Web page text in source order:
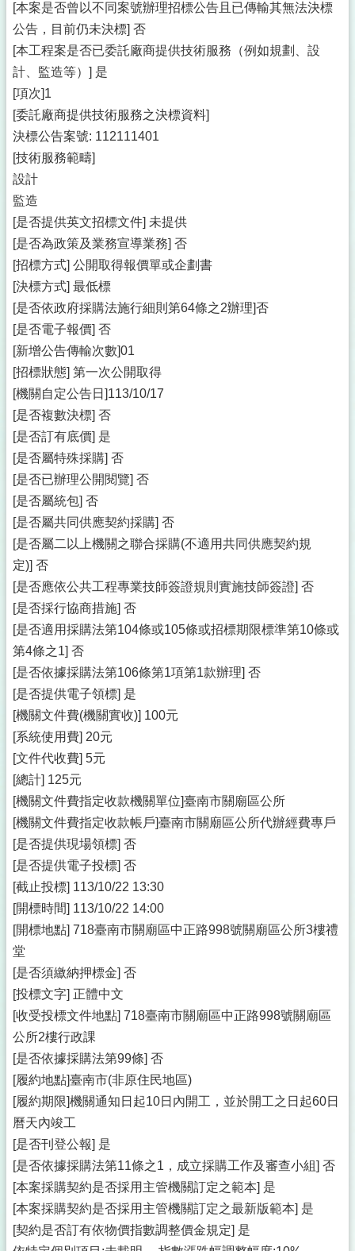
[本案是否曾以不同案號辦理招標公告且已傳輸其無法決標
公告，目前仍未決標] 否
[本工程案是否已委託廠商提供技術服務（例如規劃、設
計、監造等）] 是
[項次]1
[委託廠商提供技術服務之決標資料]
決標公告案號: 112111401
[技術服務範疇]
設計
監造
[是否提供英文招標文件] 未提供
[是否為政策及業務宣導業務] 否
[招標方式] 公開取得報價單或企劃書
[決標方式] 最低標
[是否依政府採購法施行細則第64條之2辦理]否
[是否電子報價] 否
[新增公告傳輸次數]01
[招標狀態] 第一次公開取得
[機關自定公告日]113/10/17
[是否複數決標] 否
[是否訂有底價] 是
[是否屬特殊採購] 否
[是否已辦理公開閱覽] 否
[是否屬統包] 否
[是否屬共同供應契約採購] 否
[是否屬二以上機關之聯合採購(不適用共同供應契約規
定)] 否
[是否應依公共工程專業技師簽證規則實施技師簽證] 否
[是否採行協商措施] 否
[是否適用採購法第104條或105條或招標期限標準第10條或
第4條之1] 否
[是否依據採購法第106條第1項第1款辦理] 否
[是否提供電子領標] 是
[機關文件費(機關實收)] 100元
[系統使用費] 20元
[文件代收費] 5元
[總計] 125元
[機關文件費指定收款機關單位]臺南市關廟區公所
[機關文件費指定收款帳戶]臺南市關廟區公所代辦經費專戶
[是否提供現場領標] 否
[是否提供電子投標] 否
[截止投標] 113/10/22 13:30
[開標時間] 113/10/22 14:00
[開標地點] 718臺南市關廟區中正路998號關廟區公所3樓禮
堂
[是否須繳納押標金] 否
[投標文字] 正體中文
[收受投標文件地點] 718臺南市關廟區中正路998號關廟區
公所2樓行政課
[是否依據採購法第99條] 否
[履約地點]臺南市(非原住民地區)
[履約期限]機關通知日起10日內開工，並於開工之日起60日
曆天內竣工
[是否刊登公報] 是
[是否依據採購法第11條之1，成立採購工作及審查小組] 否
[本案採購契約是否採用主管機關訂定之範本] 是
[本案採購契約是否採用主管機關訂定之最新版範本] 是
[契約是否訂有依物價指數調整價金規定] 是